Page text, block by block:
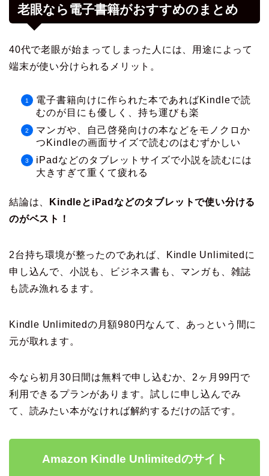
老眼なら電子書籍がおすすめのまとめ
40代で老眼が始まってしまった人には、用途によって
端末が使い分けられるメリット。
電子書籍向けに作られた本であればKindleで読
むのが目にも優しく、持ち運びも楽
マンガや、自己啓発向けの本などをモノクロか
つKindleの画面サイズで読むのはむずかしい
iPadなどのタブレットサイズで小説を読むには
大きすぎて重くて疲れる
結論は、
KindleとiPadなどのタブレットで使い分ける
のがベスト！
2台持ち環境が整ったのであれば、Kindle Unlimitedに
申し込んで、小説も、ビジネス書も、マンガも、雑誌
も読み漁れるます。
Kindle Unlimitedの月額980円なんて、あっという間に
元が取れます。
今なら初月30日間は無料で申し込むか、2ヶ月99円で
利用できるプランがあります。試しに申し込んでみ
て、読みたい本がなければ解約するだけの話です。
Amazon Kindle Unlimitedのサイト